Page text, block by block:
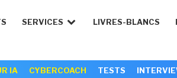
SERVICES LIVRES-BLANCS
IA CYBERCOACH TESTS